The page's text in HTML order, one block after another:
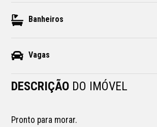
Banheiros
Vagas
DESCRIÇÃO DO IMÓVEL
Pronto para morar.